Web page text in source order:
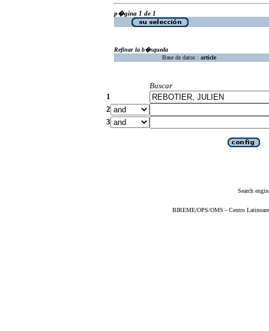
p�gina 1 de 1
Refinar la b�squeda
Base de datos : article
Buscar
1
2
3
Search
BIREME/OPS/OMS - Centro